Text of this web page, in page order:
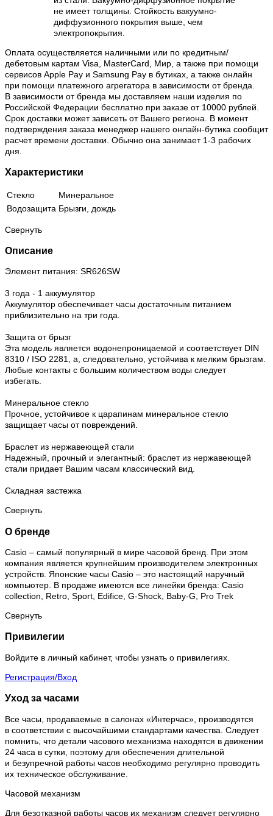
не имеет толщины. Стойкость вакуумно-
диффузионного покрытия выше, чем
электропокрытия.
Оплата осуществляется наличными или по кредитным/
дебетовым картам Visa, MasterCard, Мир, а также при помощи
сервисов Apple Pay и Samsung Pay в бутиках, а также онлайн
при помощи платежного агрегатора в зависимости от бренда.
В зависимости от бренда мы доставляем наши изделия по
Российской Федерации бесплатно при заказе от 10000 рублей.
Срок доставки может зависеть от Вашего региона. В момент
подтверждения заказа менеджер нашего онлайн-бутика сообщит
расчет времени доставки. Обычно она занимает 1-3 рабочих
дня.
Характеристики
Стекло
Минеральное
Водозащита Брызги, дождь
Свернуть
Описание
Элемент питания: SR626SW
3 года - 1 аккумулятор
Аккумулятор обеспечивает часы достаточным питанием
приблизительно на три года.
Защита от брызг
Эта модель является водонепроницаемой и соответствует DIN
8310 / ISO 2281, а, следовательно, устойчива к мелким брызгам.
Любые контакты с большим количеством воды следует
избегать.
Минеральное стекло
Прочное, устойчивое к царапинам минеральное стекло
защищает часы от повреждений.
Браслет из нержавеющей стали
Надежный, прочный и элегантный: браслет из нержавеющей
стали придает Вашим часам классический вид.
Складная застежка
Свернуть
О бренде
Casio – самый популярный в мире часовой бренд. При этом
компания является крупнейшим производителем электронных
устройств. Японские часы Casio – это настоящий наручный
компьютер. В продаже имеются все линейки бренда: Casio
collection, Retro, Sport, Edifice, G-Shock, Baby-G, Pro Trek
Свернуть
Привилегии
Войдите в личный кабинет, чтобы узнать о привилегиях.
Регистрация/Вход
Уход за часами
Все часы, продаваемые в салонах «Интерчас», производятся
в соответствии с высочайшими стандартами качества. Следует
помнить, что детали часового механизма находятся в движении
24 часа в сутки, поэтому для обеспечения длительной
и безупречной работы часов необходимо регулярно проводить
их техническое обслуживание.
Часовой механизм
Для безотказной работы часов их механизм следует регулярно